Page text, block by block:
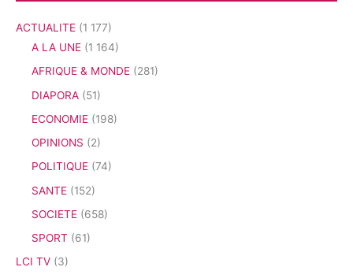
ACTUALITE (1 177)
A LA UNE (1 164)
AFRIQUE & MONDE (281)
DIAPORA (51)
ECONOMIE (198)
OPINIONS (2)
POLITIQUE (74)
SANTE (152)
SOCIETE (658)
SPORT (61)
LCI TV (3)